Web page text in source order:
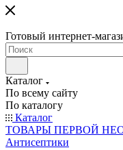
Готовый интернет-
Каталог
По всему сайту
По каталогу
Каталог
ТОВАРЫ ПЕРВОЙ
Антисептики